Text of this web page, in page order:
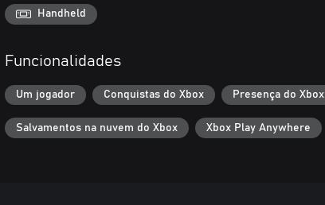
Handheld
Funcionalidades
Um jogador Conquistas do Xbox Presença do Xbox
Salvamentos na nuvem do Xbox Xbox Play Anywhere